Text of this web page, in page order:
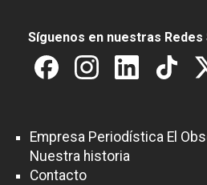
Síguenos en nuestras Redes
Empresa Periodística El
Nuestra historia
Contacto